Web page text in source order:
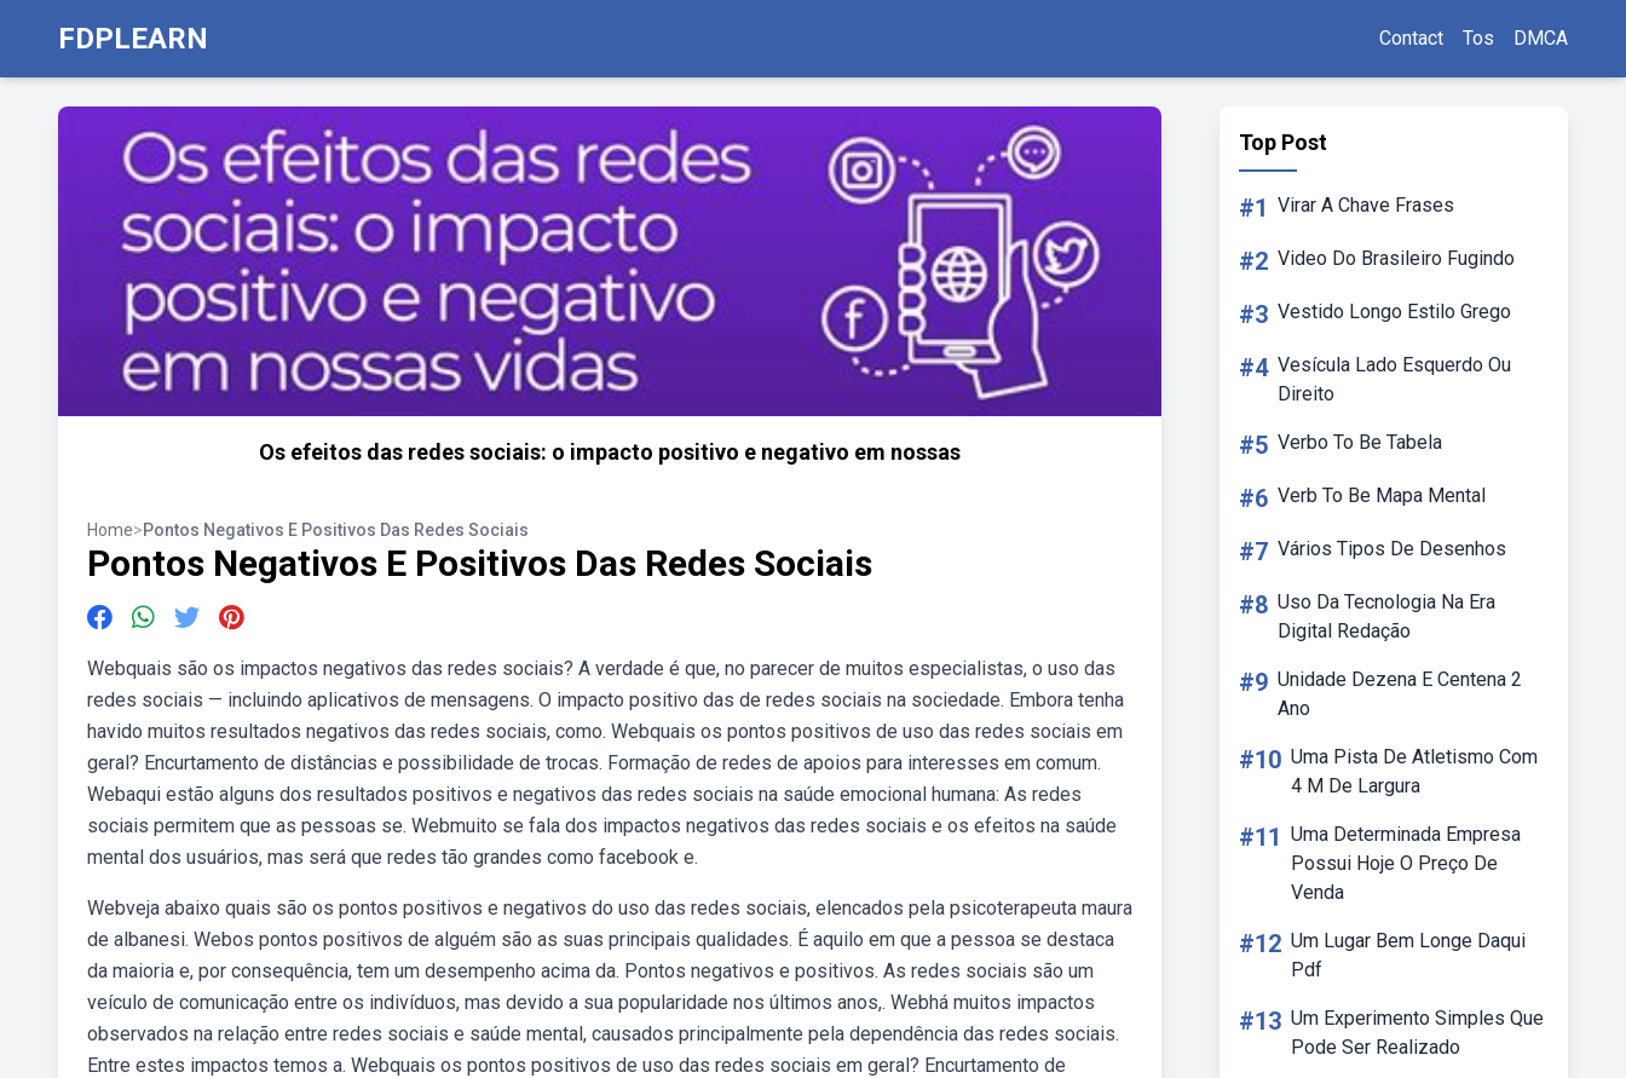
FDPLEARN Contact Tos DMCA
Os efeitos das redes sociais: o impacto positivo e negativo em nossas
Home>Pontos Negativos E Positivos Das Redes Sociais
Pontos Negativos E Positivos Das Redes Sociais
Webquais são os impactos negativos das redes sociais? A verdade é que, no parecer de muitos especialistas, o uso das
redes sociais — incluindo aplicativos de mensagens. O impacto positivo das de redes sociais na sociedade. Embora tenha
havido muitos resultados negativos das redes sociais, como. Webquais os pontos positivos de uso das redes sociais em
geral? Encurtamento de distâncias e possibilidade de trocas. Formação de redes de apoios para interesses em comum.
Webaqui estão alguns dos resultados positivos e negativos das redes sociais na saúde emocional humana: As redes
sociais permitem que as pessoas se. Webmuito se fala dos impactos negativos das redes sociais e os efeitos na saúde
mental dos usuários, mas será que redes tão grandes como facebook e.
Webveja abaixo quais são os pontos positivos e negativos do uso das redes sociais, elencados pela psicoterapeuta maura
de albanesi. Webos pontos positivos de alguém são as suas principais qualidades. É aquilo em que a pessoa se destaca
da maioria e, por consequência, tem um desempenho acima da. Pontos negativos e positivos. As redes sociais são um
veículo de comunicação entre os indivíduos, mas devido a sua popularidade nos últimos anos,. Webhá muitos impactos
observados na relação entre redes sociais e saúde mental, causados principalmente pela dependência das redes sociais.
Entre estes impactos temos a. Webquais os pontos positivos de uso das redes sociais em geral? Encurtamento de
Top Post
#1 Virar A Chave Frases
#2 Video Do Brasileiro Fugindo
#3 Vestido Longo Estilo Grego
#4 Vesícula Lado Esquerdo Ou
Direito
#5 Verbo To Be Tabela
#6 Verb To Be Mapa Mental
#7 Vários Tipos De Desenhos
#8 Uso Da Tecnologia Na Era
Digital Redação
#9 Unidade Dezena E Centena 2
Ano
#10 Uma Pista De Atletismo Com
4 M De Largura
#11 Uma Determinada Empresa
Possui Hoje O Preço De
Venda
#12 Um Lugar Bem Longe Daqui
Pdf
#13 Um Experimento Simples Que
Pode Ser Realizado